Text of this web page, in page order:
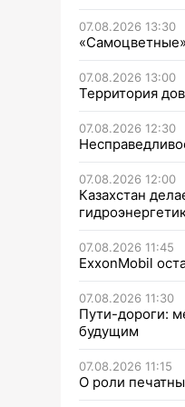
07.08.2026 13:30
07.08.2026 13:00
Территория
07.08.2026 12:30
07.08.2026 12:00
Казахстан
07.08.2026 11:45
ExxonMobil
07.08.2026 11:30
Пути-дороги:
будущим
07.08.2026 11:15
О роли